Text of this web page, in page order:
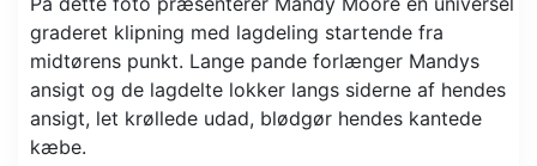
graderet klipning med lagdeling startende fra
midtørens punkt. Lange pande forlænger Mandys
ansigt og de lagdelte lokker langs siderne af hendes
ansigt, let krøllede udad, blødgør hendes kantede
kæbe.